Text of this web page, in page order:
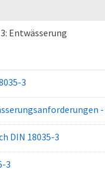
Entwässerung
3
DIN 18035-3
3